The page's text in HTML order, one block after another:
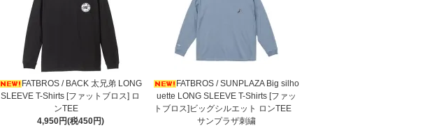
FATBROS / BACK 太兄弟 LONG
SLEEVE T-Shirts [ファットブロス] ロ
ンTEE
4,950円(税450円)
FATBROS / SUNPLAZA Big silho
uette LONG SLEEVE T-Shirts [ファッ
トブロス]ビッグシルエット ロンTEE
サンプラザ刺繍